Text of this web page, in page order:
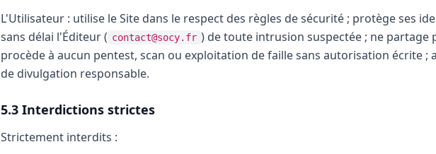
L'Utilisateur : utilise le Site dans le respect des règles de sécurité ; protège ses
sans délai l'Éditeur ( contact@socy.fr ) de toute intrusion suspectée ; ne partage
procède à aucun pentest, scan ou exploitation de faille sans autorisation écrite ;
de divulgation responsable.
5.3 Interdictions strictes
Strictement interdits :